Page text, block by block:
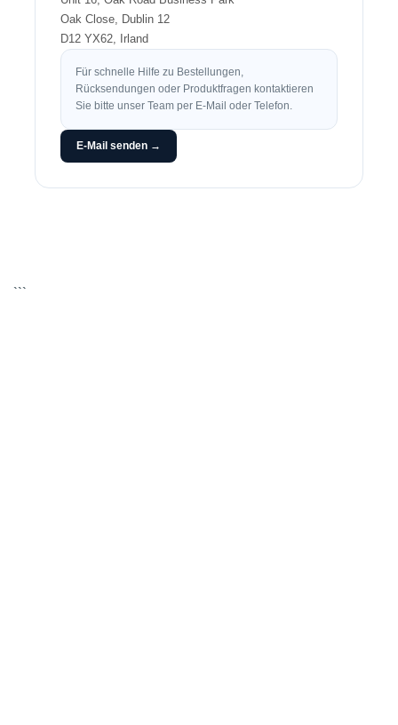
Oak Close, Dublin 12
D12 YX62, Irland
Für schnelle Hilfe zu Bestellungen,
Rücksendungen oder Produktfragen kontaktieren
Sie bitte unser Team per E-Mail oder Telefon.
E-Mail senden →
```